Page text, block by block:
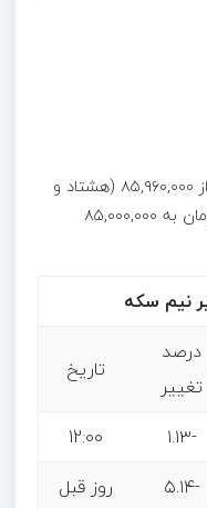
نیم سکه امروز با کاهش ۱.۱۲ درصدی، از ۸۵,۹۶۰,۰۰۰ (هشتاد و
پنج میلیون و نهصد و شصت هزار) تومان به ۸۵,۰۰۰,۰۰۰
درصد
تغییر
تاریخ
-۱.۱۳
12:00
-۵.۱۴ روز قبل